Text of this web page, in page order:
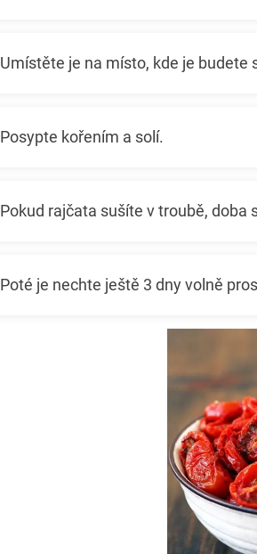
Umístěte je na místo, kde je budete
Posypte kořením a solí.
Pokud rajčata sušíte v troubě, doba
Poté je nechte ještě 3 dny volně